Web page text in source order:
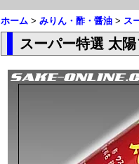
ホーム > みりん・酢・醤油 > ス
スーパー特選 太